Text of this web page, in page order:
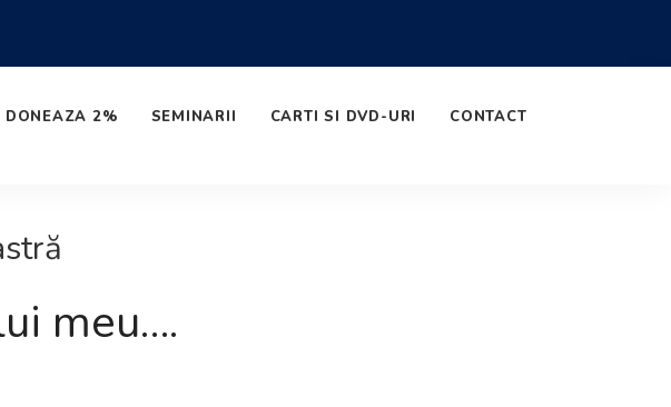
DONEAZA 2% SEMINARII CARTI SI DVD-URI CONTACT
meu….